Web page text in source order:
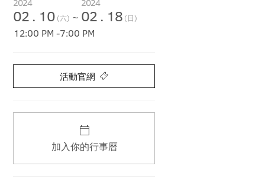
2024
02 . 10 (六) ~
2024
02 . 18 (日)
12:00 PM-7:00 PM
加入你的行事曆